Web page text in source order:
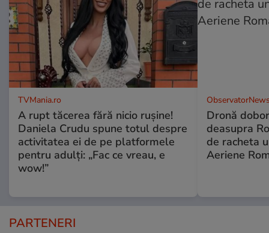
TVMania.ro
A rupt tăcerea fără nicio rușine!
Daniela Crudu spune totul despre
activitatea ei de pe platformele
pentru adulți: „Fac ce vreau, e
wow!”
Dronă
deasupra
de racheta
Aeriene
PARTENERI